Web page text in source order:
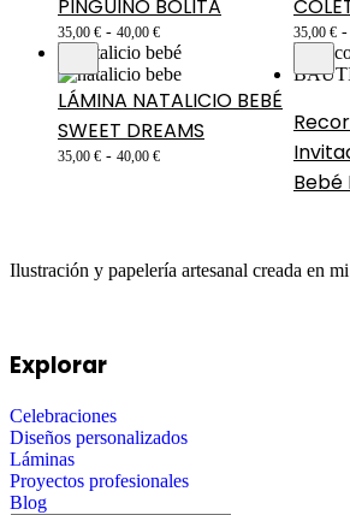
PINGÜINO BOLITA
35,00 € - 40,00 € 35,00 € -
LÁMINA NATALICIO BEBÉ
SWEET DREAMS
35,00 € - 40,00 €
Bebé
Ilustración y papelería artesanal creada en
Explorar
Celebraciones
Diseños personalizados
Láminas
Proyectos profesionales
Blog